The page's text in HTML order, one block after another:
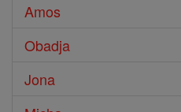
Amos
Obadja
Jona